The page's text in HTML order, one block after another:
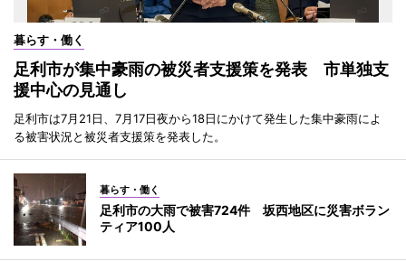
暮らす・働く
足利市が集中豪雨の被災者支援策を発表 市単独支
援中心の見通し
足利市は7月21日、7月17日夜から18日にかけて発生した集中豪雨によ
る被害状況と被災者支援策を発表した。
暮らす・働く
足利市の大雨で被害724件 坂西地区に災害ボラン
ティア100人